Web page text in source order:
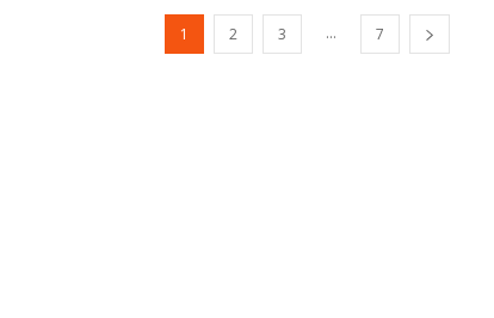
1 2 3 ... 7